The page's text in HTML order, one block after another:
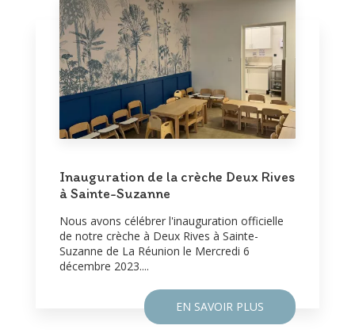
Inauguration de la crèche Deux Rives
à Sainte-Suzanne
Nous avons célébrer l'inauguration officielle
de notre crèche à Deux Rives à Sainte-
Suzanne de La Réunion le Mercredi 6
décembre 2023....
EN SAVOIR PLUS